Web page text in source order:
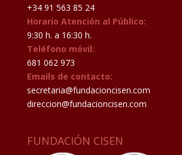
+34 91 563 85 24
Horario Atención al Público:
9:30 h. a 16:30 h.
Teléfono móvil:
681 062 973
Emails de contacto:
secretaria@fundacioncisen.com
direccion@fundacioncisen.com
FUNDACIÓN CISEN